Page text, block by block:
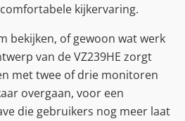
kijkervaring.
bekijken, of gewoon wat werk
van de VZ239HE zorgt
met twee of drie monitoren
overgaan, voor een
die gebruikers nog meer laat